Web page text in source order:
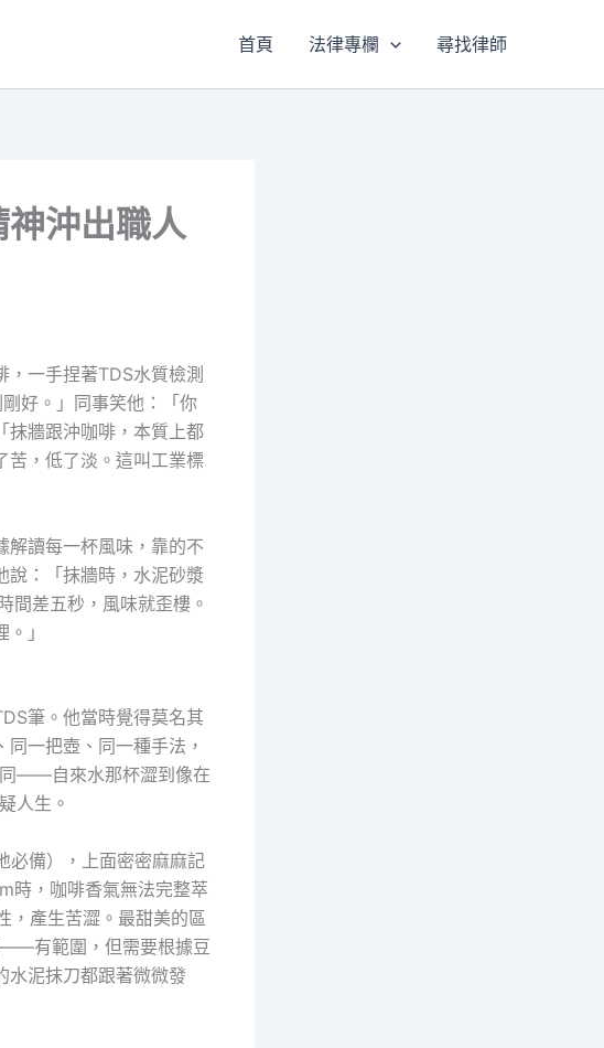
首頁 法律專欄 尋找律師
沖出職人
一手捏著TDS水質檢測
好。」同事笑他：「你
抹牆跟沖咖啡，本質上都
，低了淡。這叫工業標
解讀每一杯風味，靠的不
說：「抹牆時，水泥砂漿
間差五秒，風味就歪樓。
」
筆。他當時覺得莫名其
一把壺、同一種手法，
同——自來水那杯澀到像在
人生。
必備），上面密密麻麻記
時，咖啡香氣無法完整萃
，產生苦澀。最甜美的區
有範圍，但需要根據豆
水泥抹刀都跟著微微發